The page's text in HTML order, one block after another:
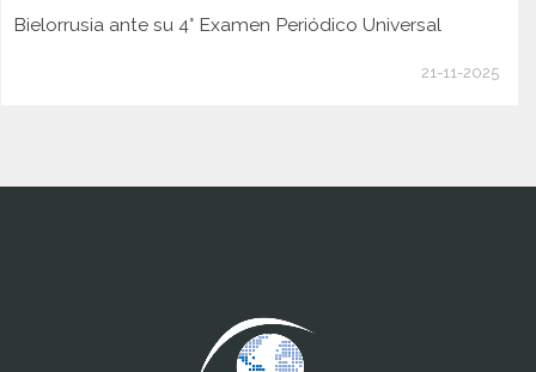
Bielorrusia ante su 4° Examen Periódico Universal
21-11-2025